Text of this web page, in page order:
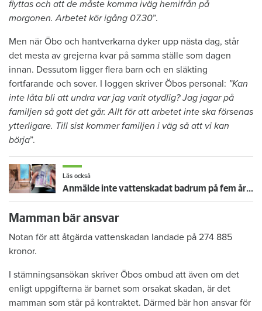
flyttas och att de måste komma iväg hemifrån på
morgonen. Arbetet kör igång 07.30”.
Men när Öbo och hantverkarna dyker upp nästa dag, står
det mesta av grejerna kvar på samma ställe som dagen
innan. Dessutom ligger flera barn och en släkting
fortfarande och sover. I loggen skriver Öbos personal: ”Kan
inte låta bli att undra var jag varit otydlig? Jag jagar på
familjen så gott det går. Allt för att arbetet inte ska försenas
ytterligare. Till sist kommer familjen i väg så att vi kan
börja”.
Läs också
Anmälde inte vattenskadat badrum på fem år – krävs på 125 000 kronor
Mamman bär ansvar
Notan för att åtgärda vattenskadan landade på 274 885
kronor.
I stämningsansökan skriver Öbos ombud att även om det
enligt uppgifterna är barnet som orsakat skadan, är det
mamman som står på kontraktet. Därmed bär hon ansvar för